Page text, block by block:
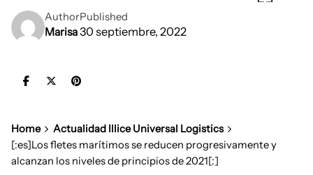
Author
Marisa
Published
30 septiembre, 2022
Home
Actualidad Illice Universal Logistics
[:es]Los fletes marítimos se reducen progresivamente y
alcanzan los niveles de principios de 2021[:]